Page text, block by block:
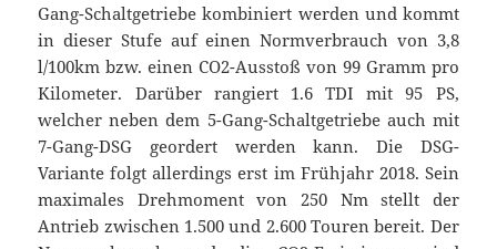
Gang-Schaltgetriebe kombiniert werden und kommt
in dieser Stufe auf einen Normverbrauch von 3,8
l/100km bzw. einen CO2-Ausstoß von 99 Gramm pro
Kilometer. Darüber rangiert 1.6 TDI mit 95 PS,
welcher neben dem 5-Gang-Schaltgetriebe auch mit
7-Gang-DSG geordert werden kann. Die DSG-
Variante folgt allerdings erst im Frühjahr 2018. Sein
maximales Drehmoment von 250 Nm stellt der
Antrieb zwischen 1.500 und 2.600 Touren bereit. Der